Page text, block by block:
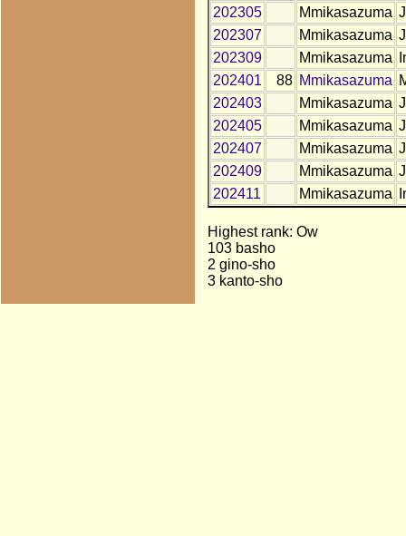
202305
Mmikasazuma
202307
Mmikasazuma
202309
Mmikasazuma
202401
88 Mmikasazuma
202403
Mmikasazuma
202405
Mmikasazuma
202407
Mmikasazuma
202409
Mmikasazuma
202411
Mmikasazuma
Highest rank: Ow
103 basho
2 gino-sho
3 kanto-sho